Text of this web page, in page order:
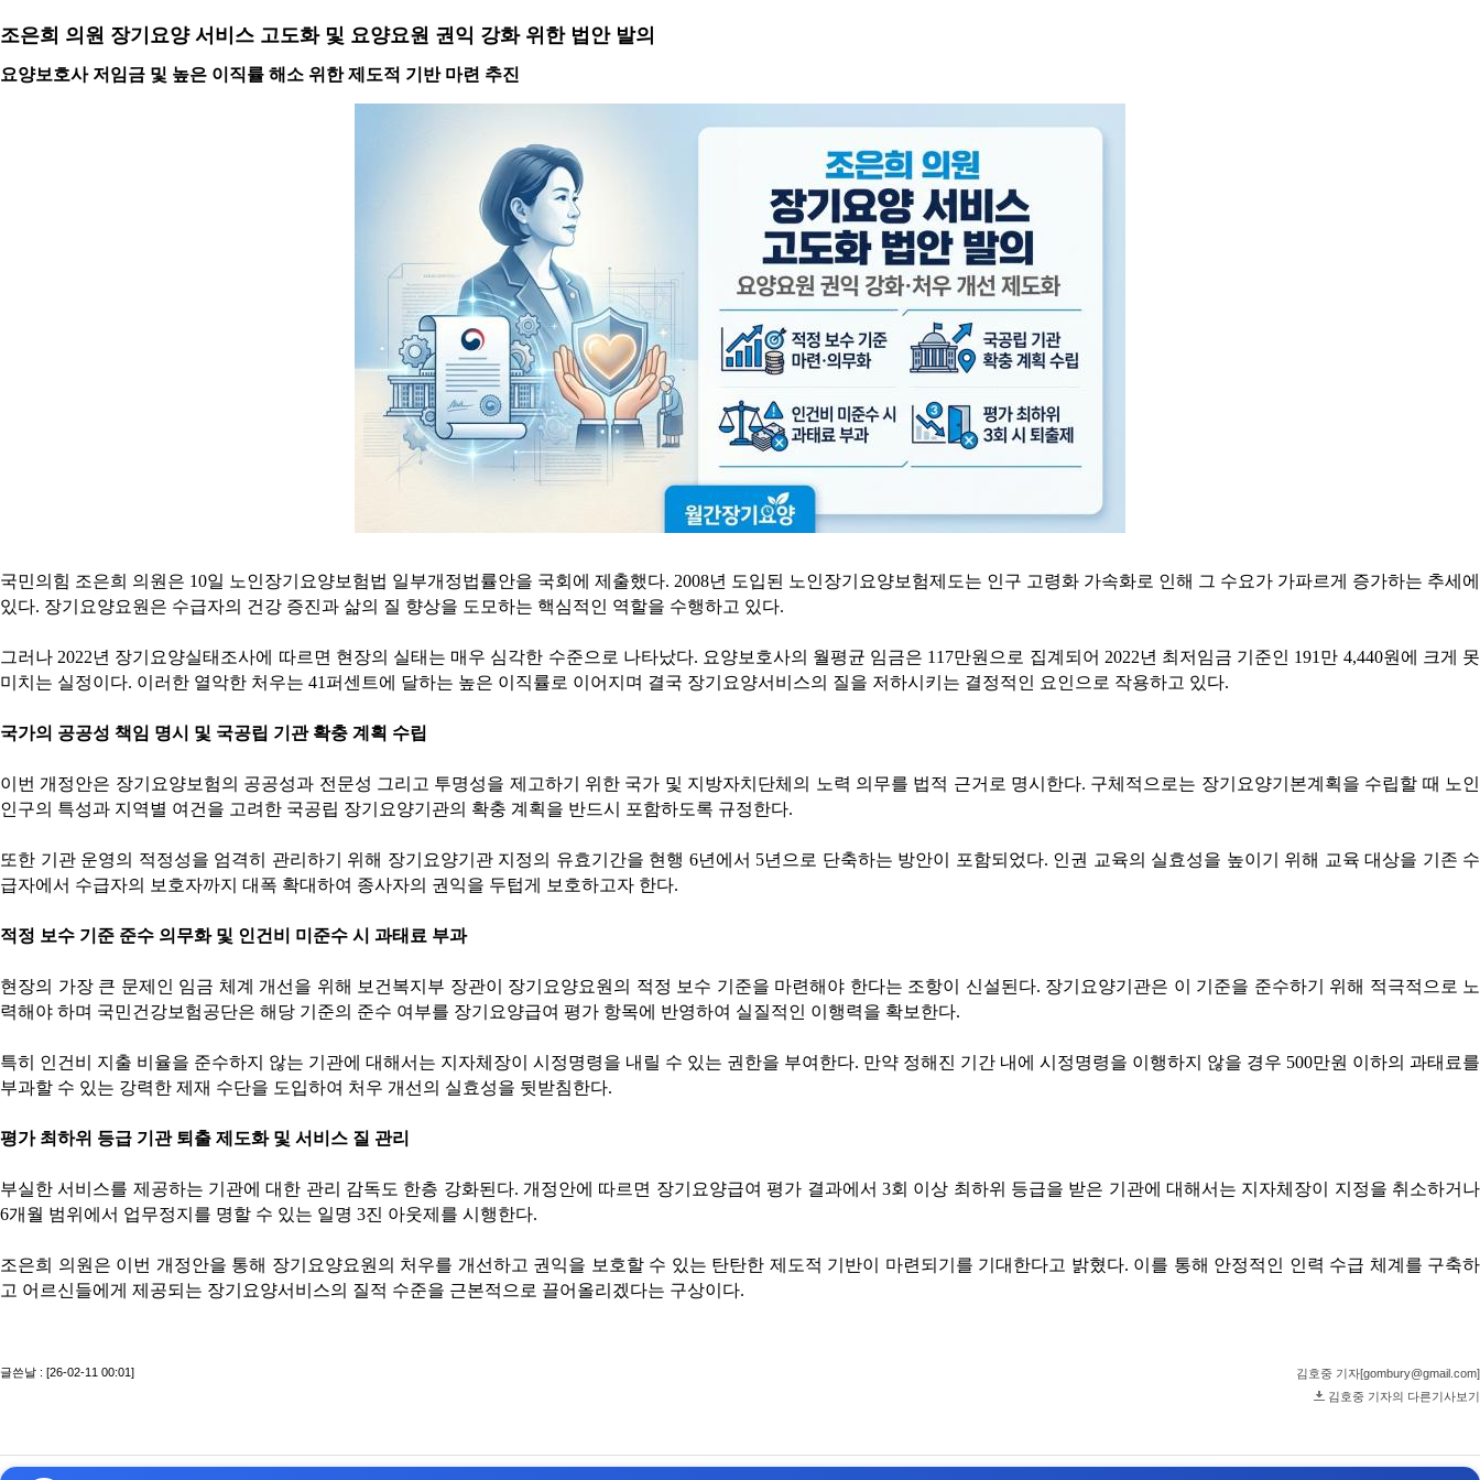
조은희 의원 장기요양 서비스 고도화 및 요양요원 권익 강화 위한 법안 발의
요양보호사 저임금 및 높은 이직률 해소 위한 제도적 기반 마련 추진
국민의힘 조은희 의원은 10일 노인장기요양보험법 일부개정법률안을 국회에 제출했다. 2008년 도입된 노인장기요양보험제도는 인구 고령화 가속화로 인해 그 수요가 가파르게 증가하는 추세에
있다. 장기요양요원은 수급자의 건강 증진과 삶의 질 향상을 도모하는 핵심적인 역할을 수행하고 있다.
그러나 2022년 장기요양실태조사에 따르면 현장의 실태는 매우 심각한 수준으로 나타났다. 요양보호사의 월평균 임금은 117만원으로 집계되어 2022년 최저임금 기준인 191만 4,440원에 크게 못
미치는 실정이다. 이러한 열악한 처우는 41퍼센트에 달하는 높은 이직률로 이어지며 결국 장기요양서비스의 질을 저하시키는 결정적인 요인으로 작용하고 있다.
국가의 공공성 책임 명시 및 국공립 기관 확충 계획 수립
이번 개정안은 장기요양보험의 공공성과 전문성 그리고 투명성을 제고하기 위한 국가 및 지방자치단체의 노력 의무를 법적 근거로 명시한다. 구체적으로는 장기요양기본계획을 수립할 때 노인
인구의 특성과 지역별 여건을 고려한 국공립 장기요양기관의 확충 계획을 반드시 포함하도록 규정한다.
또한 기관 운영의 적정성을 엄격히 관리하기 위해 장기요양기관 지정의 유효기간을 현행 6년에서 5년으로 단축하는 방안이 포함되었다. 인권 교육의 실효성을 높이기 위해 교육 대상을 기존 수
급자에서 수급자의 보호자까지 대폭 확대하여 종사자의 권익을 두텁게 보호하고자 한다.
적정 보수 기준 준수 의무화 및 인건비 미준수 시 과태료 부과
현장의 가장 큰 문제인 임금 체계 개선을 위해 보건복지부 장관이 장기요양요원의 적정 보수 기준을 마련해야 한다는 조항이 신설된다. 장기요양기관은 이 기준을 준수하기 위해 적극적으로 노
력해야 하며 국민건강보험공단은 해당 기준의 준수 여부를 장기요양급여 평가 항목에 반영하여 실질적인 이행력을 확보한다.
특히 인건비 지출 비율을 준수하지 않는 기관에 대해서는 지자체장이 시정명령을 내릴 수 있는 권한을 부여한다. 만약 정해진 기간 내에 시정명령을 이행하지 않을 경우 500만원 이하의 과태료를
부과할 수 있는 강력한 제재 수단을 도입하여 처우 개선의 실효성을 뒷받침한다.
평가 최하위 등급 기관 퇴출 제도화 및 서비스 질 관리
부실한 서비스를 제공하는 기관에 대한 관리 감독도 한층 강화된다. 개정안에 따르면 장기요양급여 평가 결과에서 3회 이상 최하위 등급을 받은 기관에 대해서는 지자체장이 지정을 취소하거나
6개월 범위에서 업무정지를 명할 수 있는 일명 3진 아웃제를 시행한다.
조은희 의원은 이번 개정안을 통해 장기요양요원의 처우를 개선하고 권익을 보호할 수 있는 탄탄한 제도적 기반이 마련되기를 기대한다고 밝혔다. 이를 통해 안정적인 인력 수급 체계를 구축하
고 어르신들에게 제공되는 장기요양서비스의 질적 수준을 근본적으로 끌어올리겠다는 구상이다.
글쓴날 : [26-02-11 00:01]
김호중 기자[gombury@gmail.com]
김호중 기자의 다른기사보기